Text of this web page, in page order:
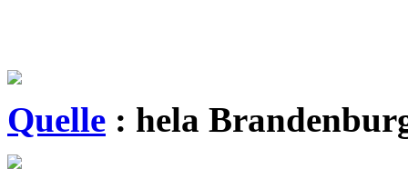
Quelle : hela